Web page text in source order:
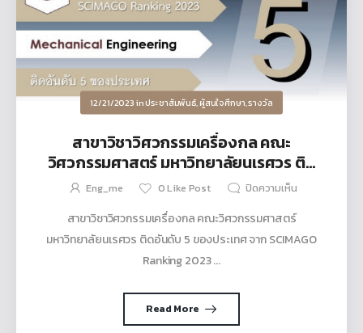
12/21/2023inประชาสัมพันธ์,ผู้สนใจศึกษา,รางวัล
สาขาวิชาวิศวกรรมเครื่องกล คณะ
วิศวกรรมศาสตร์ มหาวิทยาลัยนเรศวร ติด
อันดับ 5 ของประเทศ ..SCIMAGO Ranking
Eng_me 0Like Post ปิดความเห็น
สาขาวิชาวิศวกรรมเครื่องกล คณะวิศวกรรมศาสตร์
มหาวิทยาลัยนเรศวร ติดอันดับ 5 ของประเทศ จาก SCIMAGO
Ranking 2023 ...
Read More